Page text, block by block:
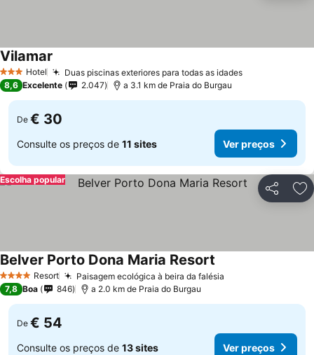
3 EstrelasHotel Duas piscinas exteriores para todas as idades
Vilamar
8,6 Excelente 2.047 a 3.1 km de Praia do Burgau
De € 30
Consulte os preços de 11 sites Ver preços
Partilhar
Escolha popular
4 EstrelasResort Paisagem ecológica à beira da falésia
Belver Porto Dona Maria Resort
7,8 Boa 846 a 2.0 km de Praia do Burgau
De € 54
Consulte os preços de 13 sites Ver preços